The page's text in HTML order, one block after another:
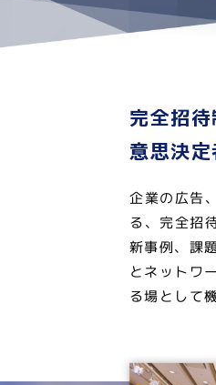
完全招
意思決
企業の広告
る、完全招
新事例、課
とネットワ
る場として